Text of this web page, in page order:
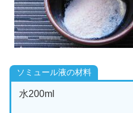
ソミュール液の材料
水200ml